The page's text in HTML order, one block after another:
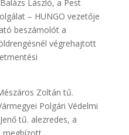
László, a Pest
– HUNGO vezetője
beszámolót a
végrehajtott
Zoltán tű.
Polgári Védelmi
tű. alezredes, a